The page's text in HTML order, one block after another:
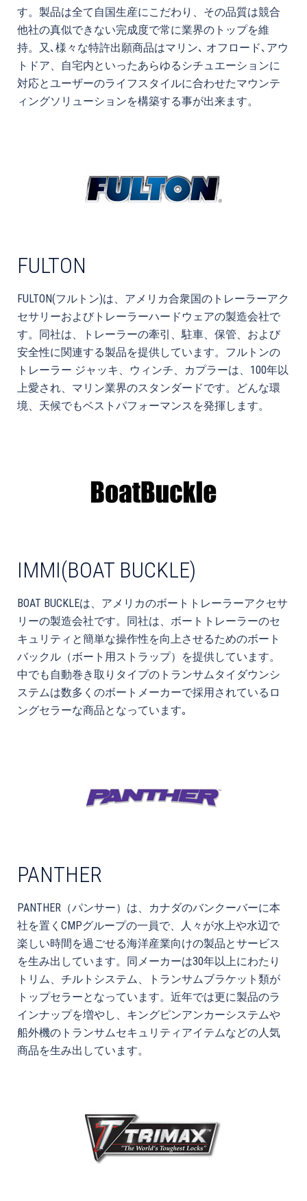
す。製品は全て自国生産にこだわり、その品質は競合
他社の真似できない完成度で常に業界のトップを維
持。又､様々な特許出願商品はマリン､ オフロード､アウ
トドア、自宅内といったあらゆるシチュエーションに
対応とユーザーのライフスタイルに合わせたマウンテ
ィングソリューションを構築する事が出来ます。
FULTON
FULTON(フルトン)は、アメリカ合衆国のトレーラーアク
セサリーおよびトレーラーハードウェアの製造会社で
す。同社は、トレーラーの牽引、駐車、保管、および
安全性に関連する製品を提供しています。フルトンの
トレーラー ジャッキ、ウィンチ、カプラーは、100年以
上愛され、マリン業界のスタンダードです。どんな環
境、天候でもベストパフォーマンスを発揮します。
IMMI(BOAT BUCKLE)
BOAT BUCKLEは、アメリカのボートトレーラーアクセサ
リーの製造会社です。同社は、ボートトレーラーのセ
キュリティと簡単な操作性を向上させるためのボート
バックル（ボート用ストラップ）を提供しています。
中でも自動巻き取りタイプのトランサムタイダウンシ
ステムは数多くのボートメーカーで採用されているロ
ングセラーな商品となっています｡
PANTHER
PANTHER（パンサー）は、カナダのバンクーバーに本
社を置くCMPグループの一員で、人々が水上や水辺で
楽しい時間を過ごせる海洋産業向けの製品とサービス
を生み出しています。同メーカーは30年以上にわたり
トリム、チルトシステム、トランサムブラケット類が
トップセラーとなっています。近年では更に製品のラ
インナップを増やし、キングピンアンカーシステムや
船外機のトランサムセキュリティアイテムなどの人気
商品を生み出しています。